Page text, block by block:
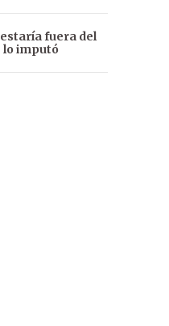
fuera del
lo imputó